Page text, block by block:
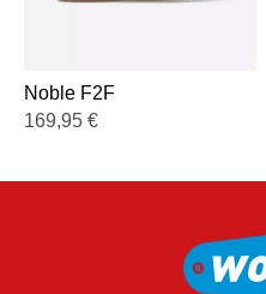
Noble F2F
169,95 €